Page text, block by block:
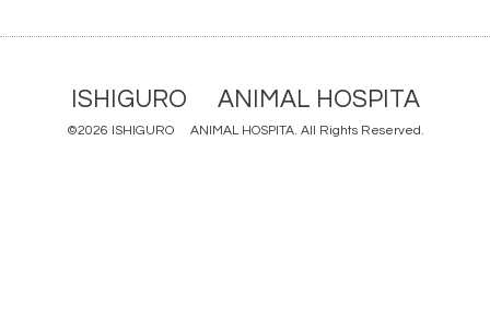
ISHIGURO ANIMAL HOSPITA
©2026 ISHIGURO ANIMAL HOSPITA. All Rights Reserved.